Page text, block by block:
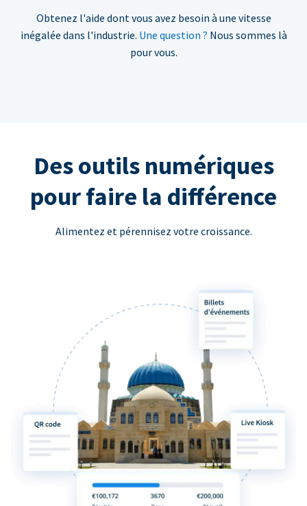
Obtenez l'aide dont vous avez besoin à une vitesse
inégalée dans l'industrie. Une question ? Nous sommes là
pour vous.
Des outils numériques
pour faire la différence
Alimentez et pérennisez votre croissance.